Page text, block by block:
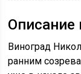
Описание
Виноград
ранним